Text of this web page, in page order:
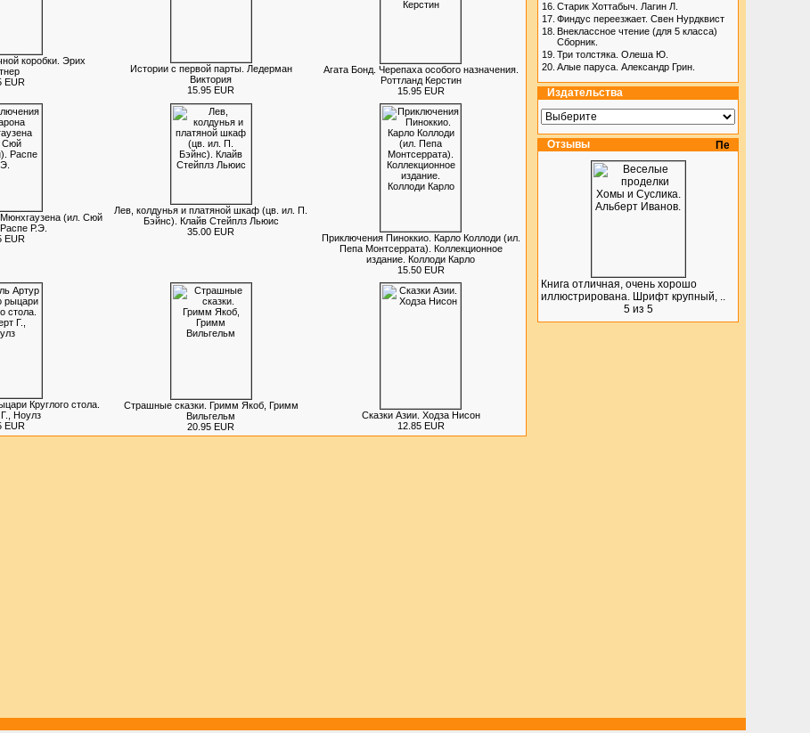
коробки. Эрих
EUR
Истории с первой парты. Ледерман
Виктория
15.95 EUR
Агата Бонд. Черепаха особого назначения.
Роттланд Керстин
15.95 EUR
(ил. Сюй
Р.Э.
EUR
Лев, колдунья и платяной шкаф (цв. ил. П.
Бэйнс). Клайв Стейплз Льюис
35.00 EUR
Приключения Пиноккио. Карло Коллоди (ил.
Пепа Монтсеррата). Коллекционное
издание. Коллоди Карло
15.50 EUR
Круглого стола.
Ноулз
EUR
Страшные сказки. Гримм Якоб, Гримм
Вильгельм
20.95 EUR
Сказки Азии. Ходза Нисон
12.85 EUR
16. Старик Хоттабыч. Лагин Л.
17. Финдус переезжает. Свен Нурдквист
18. Внеклассное чтение (для 5 класса)
Сборник.
19. Три толстяка. Олеша Ю.
20. Алые паруса. Александр Грин.
Издательства
Отзывы
Книга отличная, очень хорошо
иллюстрирована. Шрифт крупный, ..